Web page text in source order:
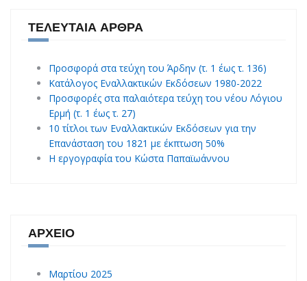
ΤΕΛΕΥΤΑΊΑ ΆΡΘΡΑ
Προσφορά στα τεύχη του Άρδην (τ. 1 έως τ. 136)
Κατάλογος Εναλλακτικών Εκδόσεων 1980-2022
Προσφορές στα παλαιότερα τεύχη του νέου Λόγιου
Ερμή (τ. 1 έως τ. 27)
10 τίτλοι των Εναλλακτικών Εκδόσεων για την
Επανάσταση του 1821 με έκπτωση 50%
Η εργογραφία του Κώστα Παπαϊωάννου
ΑΡΧΕΊΟ
Μαρτίου 2025